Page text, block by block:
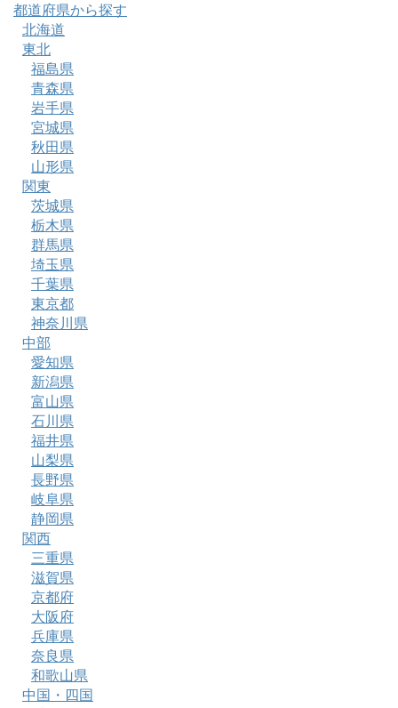
都道府県から探す
北海道
東北
福島県
青森県
岩手県
宮城県
秋田県
山形県
関東
茨城県
栃木県
群馬県
埼玉県
千葉県
東京都
神奈川県
中部
愛知県
新潟県
富山県
石川県
福井県
山梨県
長野県
岐阜県
静岡県
関西
三重県
滋賀県
京都府
大阪府
兵庫県
奈良県
和歌山県
中国・四国